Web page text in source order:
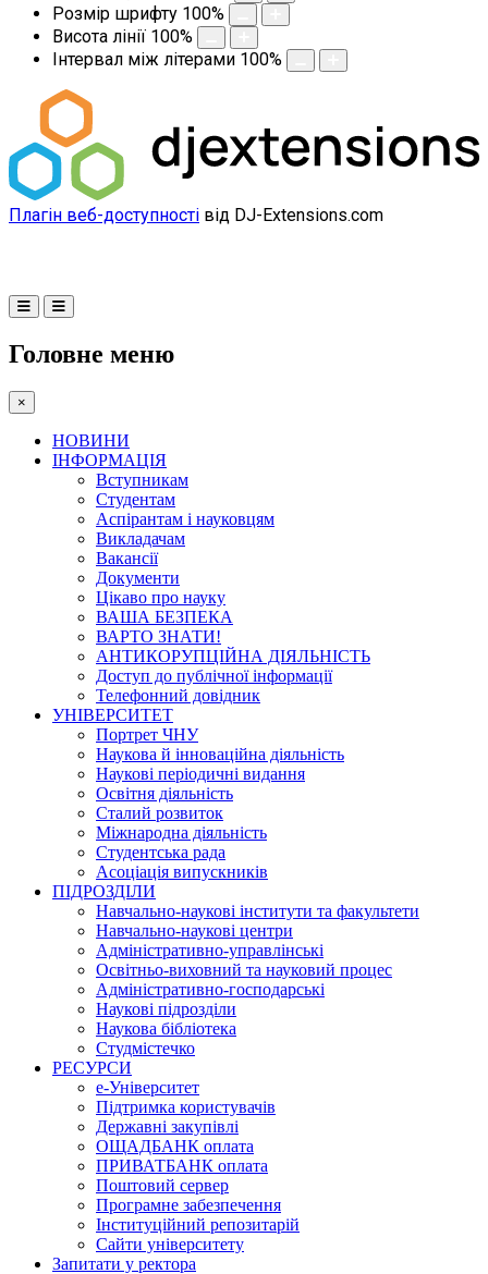
Розмір шрифту 100%
Висота лінії 100%
Інтервал між літерами 100%
Плагін веб-доступності від DJ-Extensions.com
Головне меню
×
НОВИНИ
ІНФОРМАЦІЯ
Вступникам
Студентам
Аспірантам і науковцям
Викладачам
Вакансії
Документи
Цікаво про науку
ВАША БЕЗПЕКА
ВАРТО ЗНАТИ!
АНТИКОРУПЦІЙНА ДІЯЛЬНІСТЬ
Доступ до публічної інформації
Телефонний довідник
УНІВЕРСИТЕТ
Портрет ЧНУ
Наукова й інноваційна діяльність
Наукові періодичні видання
Освітня діяльність
Сталий розвиток
Міжнародна діяльність
Студентська рада
Асоціація випускників
ПІДРОЗДІЛИ
Навчально-наукові інститути та факультети
Навчально-наукові центри
Адміністративно-управлінські
Освітньо-виховний та науковий процес
Адміністративно-господарські
Наукові підрозділи
Наукова бібліотека
Студмістечко
РЕСУРСИ
е-Університет
Підтримка користувачів
Державні закупівлі
ОЩАДБАНК оплата
ПРИВАТБАНК оплата
Поштовий сервер
Програмне забезпечення
Інституційний репозитарій
Сайти університету
Запитати у ректора